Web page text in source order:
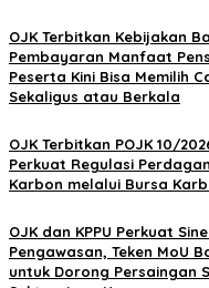
OJK Terbitkan Kebijakan
Pembayaran Manfaat
Peserta Kini Bisa Memilih
Sekaligus atau Berkala
OJK Terbitkan POJK 10/
Perkuat Regulasi
Karbon melalui Bursa
OJK dan KPPU Perkuat
Pengawasan, Teken MoU
untuk Dorong Persaingan